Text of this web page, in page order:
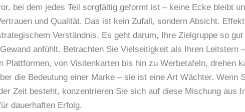
bei dem jedes Teil sorgfältig geformt ist – keine Ecke bleibt
und Qualität. Das ist kein Zufall, sondern Absicht.
Verständnis. Es geht darum, Ihre Zielgruppe so
anfühlt. Betrachten Sie Vielseitigkeit als Ihren Leitstern
Plattformen, von Visitenkarten bis hin zu Werbetafeln, drehen
die Bedeutung einer Marke – sie ist eine Art Wächter. Wenn
Zeit besteht, konzentrieren Sie sich auf diese Mischung aus
dauerhaften Erfolg.